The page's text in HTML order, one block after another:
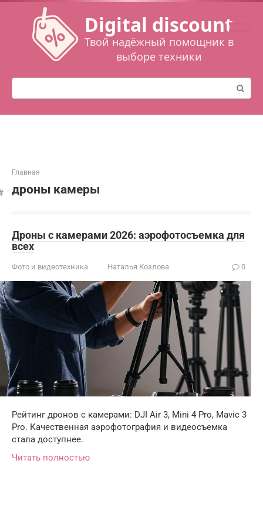
Перейти
контенту
Digital discount
Твой надёжный помощник в
выборе техники
Поиск:
Главная
дроны камеры
Дроны с камерами 2026: аэрофотосъемка для
всех
Фото и видеотехника Наталья Козлова 0
Рейтинг дронов с камерами: DJI Air 3, Mini 4 Pro, Mavic 3
Pro. Качественная аэрофотография и видеосъемка
стала доступнее.
Читать полностью